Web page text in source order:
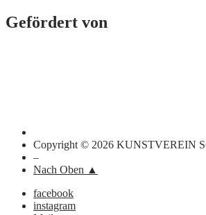
Gefördert von
Copyright © 2026 KUNSTVEREIN
–
Nach Oben ▲
facebook
instagram